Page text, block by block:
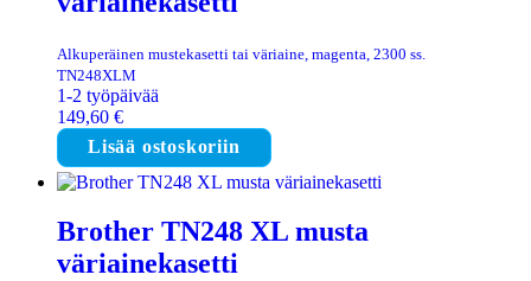
Alkuperäinen mustekasetti tai väriaine, magenta, 2300 ss.
TN248XLM
1-2 työpäivää
149,60 €
Lisää ostoskoriin
Brother TN248 XL musta
väriainekasetti